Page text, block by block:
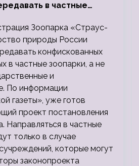
в частные
Зоопарка «Страус-
природы России
конфискованных
в частные зоопарки, а не
и
По информации
газеты», уже готов
проект постановления
Направляться в частные
только в случае
которые могут
законопроекта